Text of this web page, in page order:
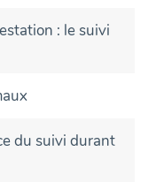
: le suivi
du suivi durant